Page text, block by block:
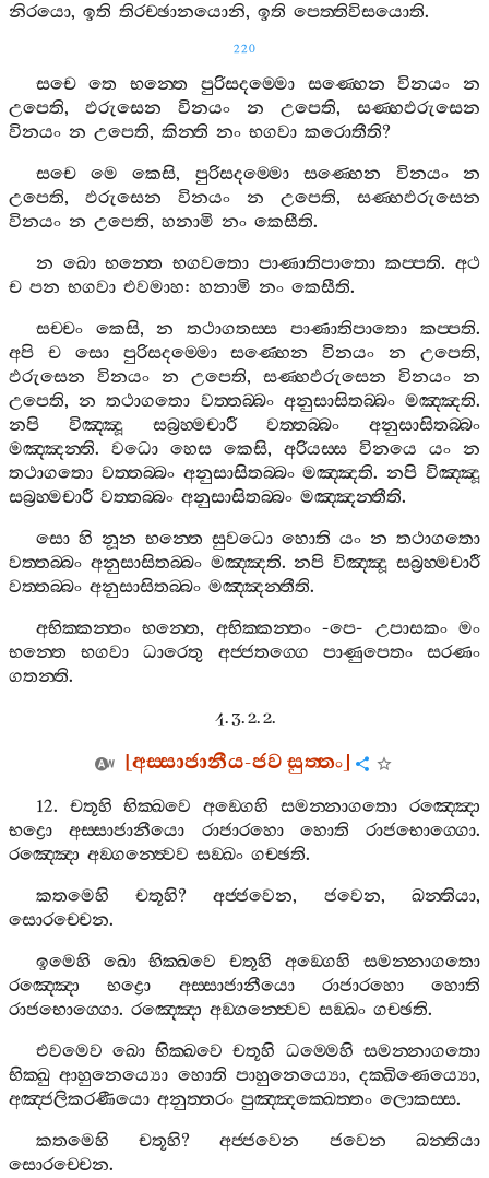
නිරයො, ඉති තිරච‍්ඡානයොනි, ඉති පෙත‍්තිවිසයොති.
220
සචෙ තෙ භන‍්තෙ පුරිසදම‍්මො සණ‍්හෙන විනයං
න
උපෙති, ඵරුසෙන විනයං න උපෙති, සණ‍්හඵරුසෙන
විනයං න උපෙති, කින‍්ති නං භගවා කරොතීති?
සචෙ
මෙ කෙසි, පුරිසදම‍්මො සණ‍්හෙන විනයං
න
උපෙති, ඵරුසෙන විනයං න උපෙති, සණ‍්හඵරුසෙන
විනයං න උපෙති, හනාමි නං කෙසීති.
න ඛො භන‍්තෙ භගවතො පාණාතිපාතො කප‍්පති.අථ
ච පන භගවා එවමාහ: හනාමි නං කෙසීති.
සච‍්චං
කෙසි,න තථාගතස‍්ස පාණාතිපාතො කප‍්පති.
අපි
ච සො පුරිසදම‍්මො සණ‍්හෙන විනයං න උපෙති,
ඵරුසෙන
විනයං න උපෙති, සණ‍්හඵරුසෙන විනයං න
උපෙති,න තථාගතො වත‍්තබ‍්බං අනුසාසිතබ‍්බං මඤ‍්ඤති.
නපි
විඤ‍්ඤූ සබ්‍රහ‍්මචාරී වත‍්තබ‍්බං
අනුසාසිතබ‍්බං
මඤ‍්ඤන‍්ති. වධො හෙස කෙසි, අරියස‍්ස විනයෙ යං න
තථාගතො වත‍්තබ‍්බං අනුසාසිතබ‍්බං මඤ‍්ඤති.නපි විඤ‍්ඤූ
සබ්‍රහ‍්මචාරී වත‍්තබ‍්බං අනුසාසිතබ‍්බං මඤ‍්ඤන‍්තීති.
සො හි නූන භන‍්තෙ සුවධො හොති යං න තථාගතො
වත‍්තබ‍්බං අනුසාසිතබ‍්බං මඤ‍්ඤති.නපි විඤ‍්ඤූ සබ්‍රහ‍්මචාරී
වත‍්තබ‍්බං අනුසාසිතබ‍්බං මඤ‍්ඤන‍්තීති.
අභික‍්කන‍්තං භන‍්තෙ, අභික‍්කන‍්තං-පෙ- උපාසකං මං
භන‍්තෙ
භගවා ධාරෙතු අජ‍්ජතග‍්ගෙ පාණුපෙතං
සරණං
ගතන‍්ති.
4. 3. 2. 2.
[අස‍්සාජානීය-ජවසුත‍්තං]
12. චතූහි භික‍්ඛවෙ අඞ‍්ගෙහි සමන‍්නාගතො රඤ‍්ඤො
භද්‍රො
අස‍්සාජානීයො රාජාරහො හොති රාජභොග‍්ගො.
රඤ‍්ඤො අඞ‍්ගන‍්ත්‍වෙව සඞ‍්ඛං ගච‍්ඡති.
කතමෙහි
චතූහි?අජ‍්ජවෙන, ජවෙන, ඛන‍්තියා,
සොරච‍්චෙන.
ඉමෙහි
ඛො භික‍්ඛවෙ චතූහි අඞ‍්ගෙහි
සමන‍්නාගතො
රඤ‍්ඤො
භද්‍රො අස‍්සාජානීයො රාජාරහො
හොති
රාජභොග‍්ගො. රඤ‍්ඤො අඞ‍්ගන‍්ත්‍වෙව සඞ‍්ඛං ගච‍්ඡති.
එවමෙව ඛො භික‍්ඛවෙ චතූහි ධම‍්මෙහි සමන‍්නාගතො
භික‍්ඛු ආහුනෙය්‍යො හොති පාහුනෙය්‍යො, දක‍්ඛිණෙය්‍යො,
අඤ‍්ජලිකරණීයො අනුත‍්තරං පුඤ‍්ඤක‍්ඛෙත‍්තං ලොකස‍්ස.
කතමෙහි
චතූහි?අජ‍්ජවෙන ජවෙන
ඛන‍්තියා
සොරච‍්චෙන.